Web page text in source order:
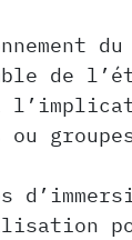
de
ou